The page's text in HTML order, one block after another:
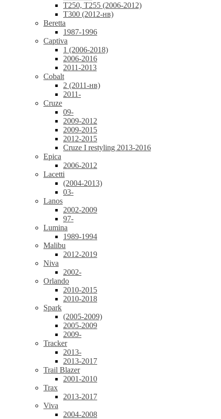
T250, T255 (2006-2012)
T300 (2012-нв)
Beretta
1987-1996
Captiva
1 (2006-2018)
2006-2016
2011-2013
Cobalt
2 (2011-нв)
2011-
Cruze
09-
2009-2012
2009-2015
2012-2015
Cruze I restyling 2013-2016
Epica
2006-2012
Lacetti
(2004-2013)
03-
Lanos
2002-2009
97-
Lumina
1989-1994
Malibu
2012-2019
Niva
2002-
Orlando
2010-2015
2010-2018
Spark
(2005-2009)
2005-2009
2009-
Tracker
2013-
2013-2017
Trail Blazer
2001-2010
Trax
2013-2017
Viva
2004-2008